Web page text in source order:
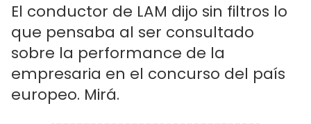
El conductor de LAM dijo sin filtros lo
que pensaba al ser consultado
sobre la performance de la
empresaria en el concurso del país
europeo. Mirá.